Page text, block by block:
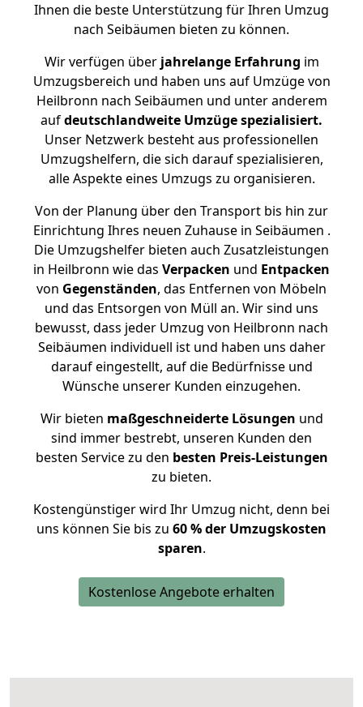
Ihnen die beste Unterstützung für Ihren Umzug
nach Seibäumen bieten zu können.
Wir verfügen überjahrelange Erfahrung im
Umzugsbereich und haben uns auf Umzüge von
Heilbronn nach Seibäumen und unter anderem
aufdeutschlandweite Umzüge spezialisiert.
Unser Netzwerk besteht aus professionellen
Umzugshelfern, die sich darauf spezialisieren,
alle Aspekte eines Umzugs zu organisieren.
Von der Planung über den Transport bis hin zur
Einrichtung Ihres neuen Zuhause in Seibäumen .
Die Umzugshelfer bieten auch Zusatzleistungen
in Heilbronn wie das Verpacken und Entpacken
von Gegenständen, das Entfernen von Möbeln
und das Entsorgen von Müll an. Wir sind uns
bewusst, dass jeder Umzug von Heilbronn nach
Seibäumen individuell ist und haben uns daher
darauf eingestellt, auf die Bedürfnisse und
Wünsche unserer Kunden einzugehen.
Wir bieten maßgeschneiderte Lösungen und
sind immer bestrebt, unseren Kunden den
besten Service zu den besten Preis-Leistungen
zu bieten.
Kostengünstiger wird Ihr Umzug nicht, denn bei
uns können Sie bis zu 60 % der Umzugskosten
sparen.
Kostenlose Angebote erhalten